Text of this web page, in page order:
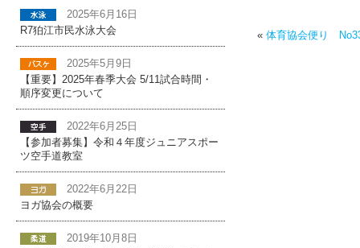
« 体育協会便り
2025年6月16日
R7狛江市民水泳大会
2025年5月9日
【重要】2025年春季大会 5/11試合時間・
順序変更について
2022年6月25日
【参加者募集】令和４年度ジュニアスポー
ツ空手道教室
2022年6月22日
ヨガ協会の概要
2019年10月8日